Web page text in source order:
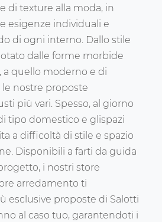
di texture alla moda, in
esigenze individuali e
di ogni interno. Dallo stile
dalle forme morbide
quello moderno e di
nostre proposte
più vari. Spesso, al giorno
tipo domestico e glispazi
a difficoltà di stile e spazio
Disponibili a farti da guida
i nostri store
arredamento ti
esclusive proposte di Salotti
al caso tuo, garantendoti i